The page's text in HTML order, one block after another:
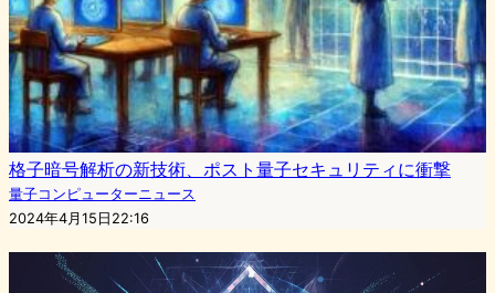
格子暗号解析の新技術、ポスト量子セキュリティに衝撃
量子コンピューターニュース
2024年4月15日22:16